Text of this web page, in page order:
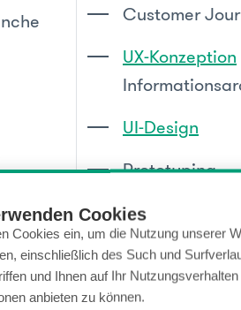
Cookies
Cookies ein, um die Nutzung unserer
einschließlich des Such und
und Ihnen auf Ihr
anbieten zu können.
Customer
UX-Konzeption
UI-Design
Prototyping
UI Component
Frontend und
APIs
für